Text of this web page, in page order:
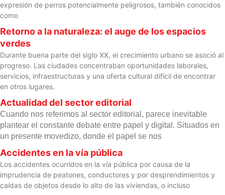
expresión de perros potencialmente peligrosos, también conocidos
como
Retorno a la naturaleza: el auge de los espacios
verdes
Durante buena parte del siglo XX, el crecimiento urbano se asoció al
progreso. Las ciudades concentraban oportunidades laborales,
servicios, infraestructuras y una oferta cultural difícil de encontrar
en otros lugares.
Actualidad del sector editorial
Cuando nos referimos al sector editorial, parece inevitable
plantear el constante debate entre papel y digital. Situados en
un presente movedizo, donde el papel se nos
Accidentes en la vía pública
Los accidentes ocurridos en la vía pública por causa de la
imprudencia de peatones, conductores y por desprendimientos y
caídas de objetos desde lo alto de las viviendas, o incluso